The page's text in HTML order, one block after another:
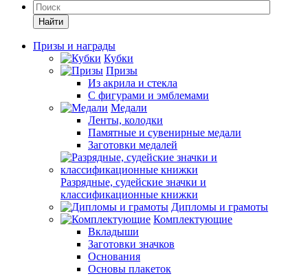
Найти
Призы и награды
Кубки
Призы
Из акрила и стекла
С фигурами и эмблемами
Медали
Ленты, колодки
Памятные и сувенирные медали
Заготовки медалей
Разрядные, судейские значки и
классификационные книжки
Дипломы и грамоты
Комплектующие
Вкладыши
Заготовки значков
Основания
Основы плакеток